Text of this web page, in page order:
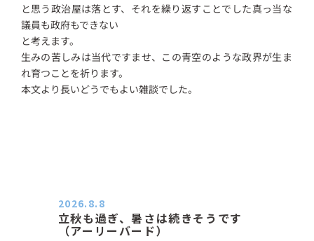
と思う政治屋は落とす、それを繰り返すことでした真っ当な
議員も政府もできない
と考えます。
生みの苦しみは当代ですませ、この青空のような政界が生ま
れ育つことを祈ります。
本文より長いどうでもよい雑談でした。
立秋も過ぎ、暑さは続きそうです
（アーリーバード）
2026.8.8